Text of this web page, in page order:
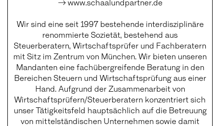
→ www.schaalundpartner.de
Wir sind eine seit 1997 bestehende interdisziplinäre
renommierte Sozietät, bestehend aus
Steuerberatern, Wirtschaftsprüfer und Fachberatern
mit Sitz im Zentrum von München. Wir bieten unseren
Mandanten eine fachübergreifende Beratung in den
Bereichen Steuern und Wirtschaftsprüfung aus einer
Hand. Aufgrund der Zusammenarbeit von
Wirtschaftsprüfern/Steuerberatern konzentriert sich
unser Tätigkeitsfeld hauptsächlich auf die Betreuung
von mittelständischen Unternehmen sowie damit